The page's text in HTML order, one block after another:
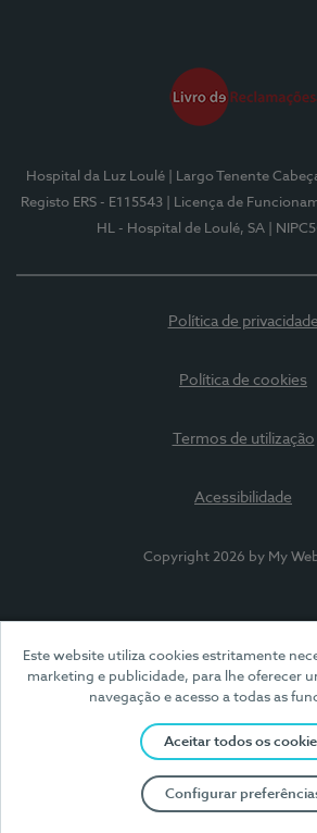
Este website utiliza cookies estritamente
marketing e publicidade, para lhe oferecer
navegação e acesso a todas as
Aceitar todos os
Configurar
Hospital da Luz Loulé | Largo Tenente
Registo ERS - E115543
| Licença de
HL - Hospital de Loulé, SA
|
Política de privacidade
Política de cookies
Termos de utilização
Acessibilidade
Copyright 2026 by My